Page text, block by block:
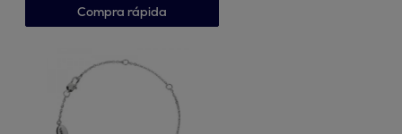
Compra rápida